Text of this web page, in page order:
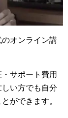
オンライン講
サポート費用
い方でも自分
ができます。